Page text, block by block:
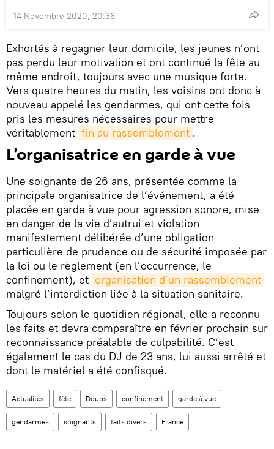
14 Novembre 2020, 20:36
Exhortés à regagner leur domicile, les jeunes n’ont
pas perdu leur motivation et ont continué la fête au
même endroit, toujours avec une musique forte.
Vers quatre heures du matin, les voisins ont donc à
nouveau appelé les gendarmes, qui ont cette fois
pris les mesures nécessaires pour mettre
véritablement fin au rassemblement .
L’organisatrice en garde à vue
Une soignante de 26 ans, présentée comme la
principale organisatrice de l’événement, a été
placée en garde à vue pour agression sonore, mise
en danger de la vie d’autrui et violation
manifestement délibérée d’une obligation
particulière de prudence ou de sécurité imposée par
la loi ou le règlement (en l’occurrence, le
confinement), et organisation d’un rassemblement
malgré l’interdiction liée à la situation sanitaire.
Toujours selon le quotidien régional, elle a reconnu
les faits et devra comparaître en février prochain sur
reconnaissance préalable de culpabilité. C’est
également le cas du DJ de 23 ans, lui aussi arrêté et
dont le matériel a été confisqué.
Actualités fête Doubs confinement garde à vue
gendarmes soignants faits divers France